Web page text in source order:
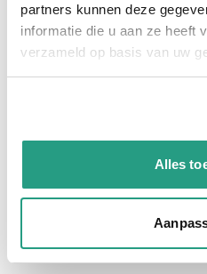
partners kunnen deze
informatie die u aan ze heeft
verzameld op basis van uw
Alles
Meer informatie
Maatvoering koppeling
Neem contact